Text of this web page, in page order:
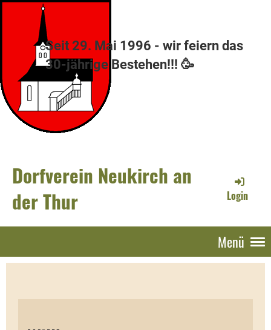
Seit 29. Mai 1996 - wir feiern das
30-jährige Bestehen!!! 🥳
Dorfverein Neukirch an
der Thur
Login
Menü